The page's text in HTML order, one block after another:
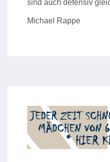
sind auch defensiv
Michael Rappe